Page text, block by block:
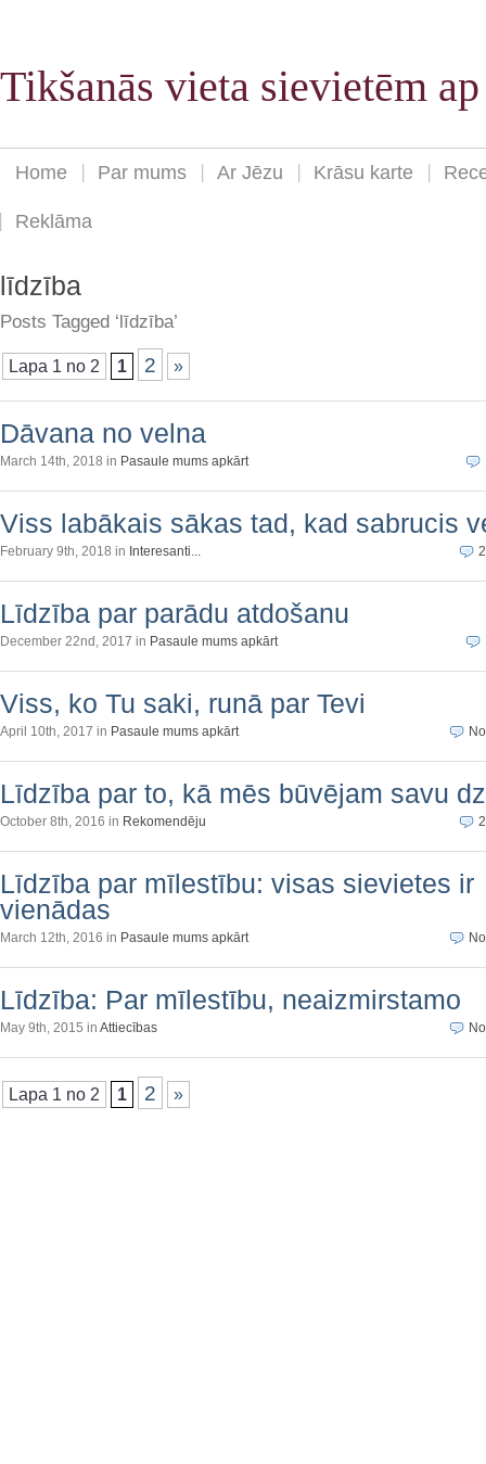
Tikšanās vieta sievietēm
Home Par mums Ar Jēzu Krāsu karte
Reklāma
līdzība
Posts Tagged ‘līdzība’
Lapa 1 no 2 1 2 »
Dāvana no velna
March 14th, 2018 in Pasaule mums apkārt
Viss labākais sākas tad, kad sabrucis
February 9th, 2018 in Interesanti...
Līdzība par parādu atdošanu
December 22nd, 2017 in Pasaule mums apkārt
Viss, ko Tu saki, runā par Tevi
April 10th, 2017 in Pasaule mums apkārt
Līdzība par to, kā mēs būvējam savu
October 8th, 2016 in Rekomendēju
Līdzība par mīlestību: visas sievietes ir
vienādas
March 12th, 2016 in Pasaule mums apkārt
Līdzība: Par mīlestību, neaizmirstamo
May 9th, 2015 in Attiecības
Lapa 1 no 2 1 2 »